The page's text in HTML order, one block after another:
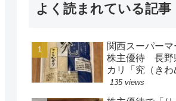
よく読まれている記事
関西スーパー
株主優待 長野
カリ「究（きわ
135 views